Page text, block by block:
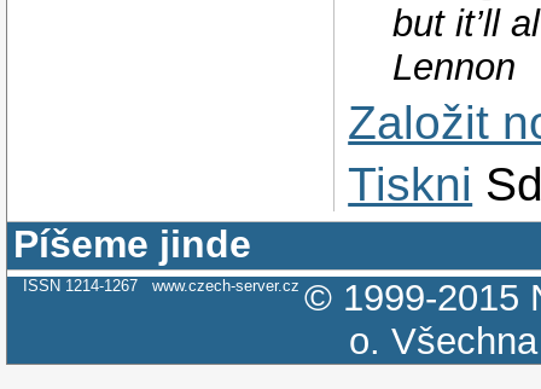
but it’ll
Lennon
Založit
Tiskni
Píšeme jinde
ISSN 1214-1267 www.czech-server.cz © 1999-2015
o.